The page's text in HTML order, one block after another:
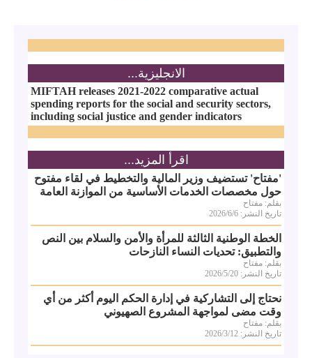
الانجليزية...
MIFTAH releases 2021-2022 comparative actual
spending reports for the social and security sectors,
including social justice and gender indicators
اقرأ المزيد...
'مفتاح' تستضيف وزير المالية والتخطيط في لقاء مفتوح
حول مخصصات الخدمات الأساسية من الموازنة العامة
بقلم: مفتاح
تاريخ النشر: 2026/6/6
الخطة الوطنية الثالثة للمرأة والأمن والسلام بين النص
والتطبيق: تحديات النساء النازحات
بقلم: مفتاح
تاريخ النشر: 2026/5/20
نحتاج إلى التشاركية في إدارة الحكم اليوم أكثر من أي
وقت مضى لمواجهة المشروع الصهيوني
بقلم: مفتاح
تاريخ النشر: 2026/3/12